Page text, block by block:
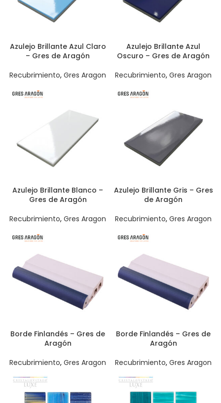
Azulejo Brillante Azul Claro
– Gres de Aragón
Recubrimiento, Gres Aragon
Azulejo Brillante Azul
Oscuro – Gres de Aragón
Recubrimiento, Gres Aragon
Azulejo Brillante Blanco –
Gres de Aragón
Recubrimiento, Gres Aragon
Azulejo Brillante Gris – Gres
de Aragón
Recubrimiento, Gres Aragon
Borde Finlandés – Gres de
Aragón
Recubrimiento, Gres Aragon
Borde Finlandés – Gres de
Aragón
Recubrimiento, Gres Aragon